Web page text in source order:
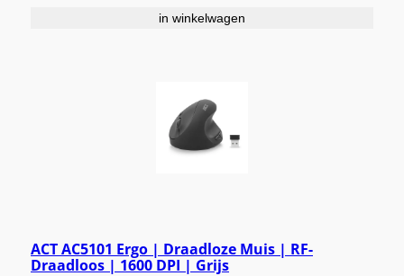
in winkelwagen
ACT AC5101 Ergo | Draadloze Muis | RF-
Draadloos | 1600 DPI | Grijs